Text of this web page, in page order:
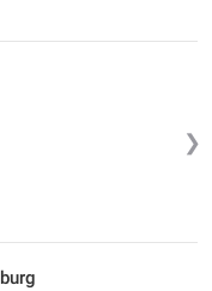
❯